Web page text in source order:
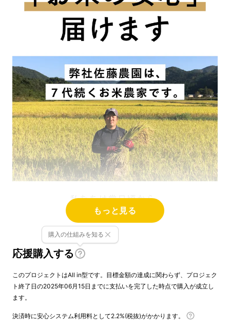
もっと見る
応援購入する
購入の仕組みを知る
このプロジェクトはAll in型です。目標金額の達成に関わらず、プロジェク
ト終了日の2025年06月15日までに支払いを完了した時点で購入が成立し
ます。
決済時に安心システム利用料として2.2%(税抜)がかかります。